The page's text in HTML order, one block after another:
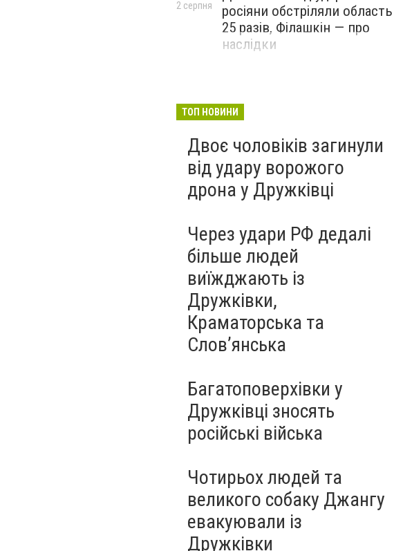
росіяни обстріляли область
25 разів, Філашкін — про
наслідки
2 серпня
ТОП НОВИНИ
Двоє чоловіків загинули
від удару ворожого
дрона у Дружківці
Через удари РФ дедалі
більше людей
виїжджають із
Дружківки,
Краматорська та
Слов’янська
Багатоповерхівки у
Дружківці зносять
російські війська
Чотирьох людей та
великого собаку Джангу
евакуювали із
Дружківки